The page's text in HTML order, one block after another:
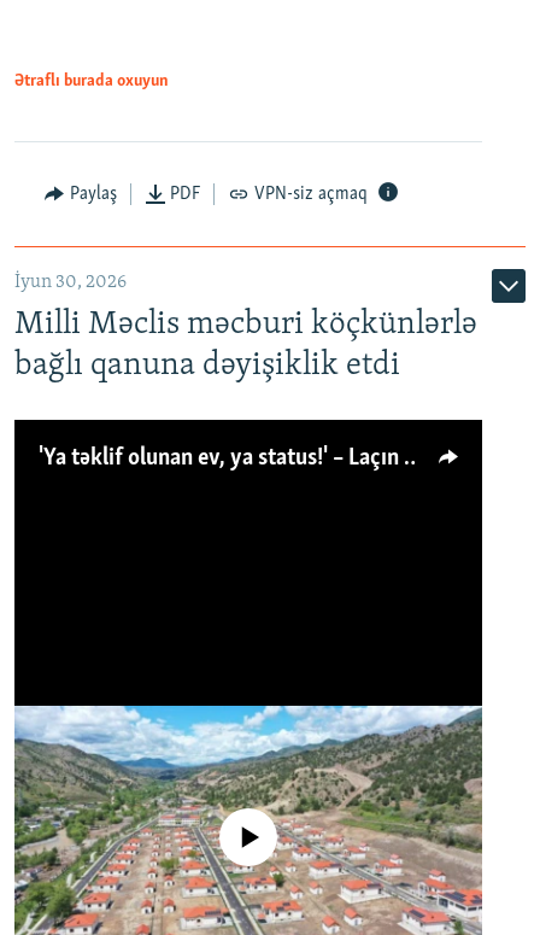
Ətraflı burada oxuyun
Paylaş PDF VPN-siz açmaq
İyun 30, 2026
Milli Məclis məcburi köçkünlərlə
bağlı qanuna dəyişiklik etdi
'Ya təklif olunan ev, ya status!' – Laçın köçkünü: 'Laçından başqa heç hara!'
No media source currently available